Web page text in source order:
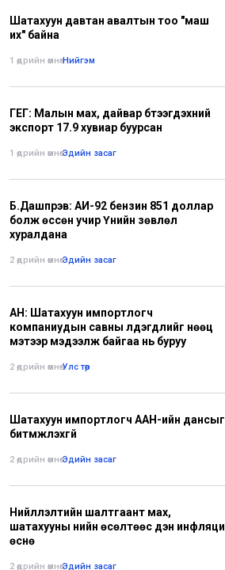
Шатахуун давтан авалтын тоо "маш
их" байна
1 өдрийн өмнө•Нийгэм
ГЕГ: Малын мах, дайвар бүтээгдэхүүний
экспорт 17.9 хувиар буурсан
1 өдрийн өмнө•Эдийн засаг
Б.Дашпүрэв: АИ-92 бензин 851 доллар
болж өссөн учир Үнийн зөвлөл
хуралдана
2 өдрийн өмнө•Эдийн засаг
АН: Шатахуун импортлогч
компаниудын савны үлдэгдлийг нөөц
мэтээр мэдээлж байгаа нь буруу
2 өдрийн өмнө•Улс төр
Шатахуун импортлогч ААН-ийн дансыг
битүүмжлэхгүй
2 өдрийн өмнө•Эдийн засаг
Нийлүүлэлтийн шалтгаант мах,
шатахууны үнийн өсөлтөөс үүдэн инфляци
өснө
2 өдрийн өмнө•Эдийн засаг